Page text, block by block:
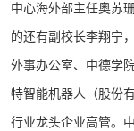
中心海外部主任奥苏
的还有副校长李翔宁
外事办公室、中德学
特智能机器人（股份
行业龙头企业高管。